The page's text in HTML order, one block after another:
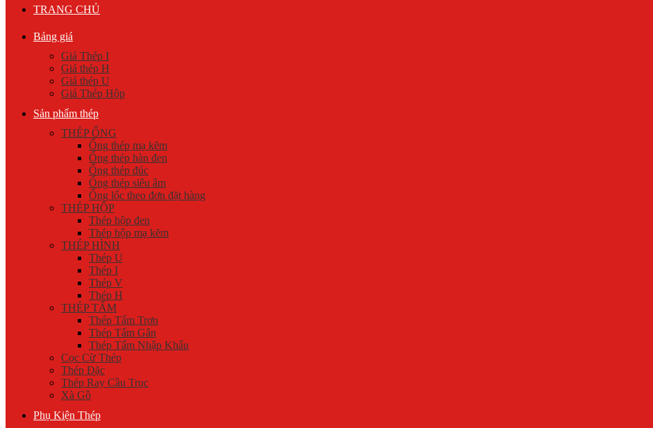
TRANG CHỦ
Bảng giá
Giá Thép I
Giá thép H
Giá thép U
Giá Thép Hộp
Sản phẩm thép
THÉP ỐNG
Ống thép mạ kẽm
Ống thép hàn đen
Ống thép đúc
Ống thép siêu âm
Ống lốc theo đơn đặt hàng
THÉP HỘP
Thép hộp đen
Thép hộp mạ kẽm
THÉP HÌNH
Thép U
Thép I
Thép V
Thép H
THÉP TẤM
Thép Tấm Trơn
Thép Tấm Gân
Thép Tấm Nhập Khẩu
Cọc Cừ Thép
Thép Đặc
Thép Ray Cầu Trục
Xà Gồ
Phụ Kiện Thép